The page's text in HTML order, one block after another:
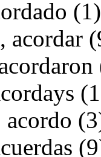
acordar